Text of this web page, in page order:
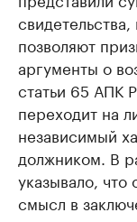
позволяют
аргументы о
статьи 65 АПК
переходит на
независимый
должником. В
указывало, что
смысл в